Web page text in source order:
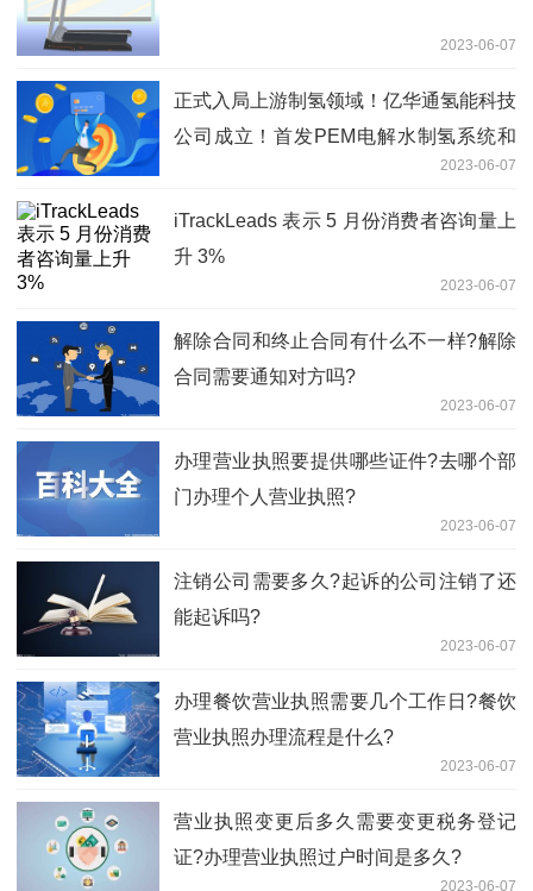
2023-06-07
正式入局上游制氢领域！亿华通氢能科技
公司成立！首发PEM电解水制氢系统和
2023-06-07
iTrackLeads 表示 5 月份消费者咨询量上
升 3%
2023-06-07
解除合同和终止合同有什么不一样?解除
合同需要通知对方吗?
2023-06-07
办理营业执照要提供哪些证件?去哪个部
门办理个人营业执照?
2023-06-07
注销公司需要多久?起诉的公司注销了还
能起诉吗?
2023-06-07
办理餐饮营业执照需要几个工作日?餐饮
营业执照办理流程是什么?
2023-06-07
营业执照变更后多久需要变更税务登记
证?办理营业执照过户时间是多久?
2023-06-07